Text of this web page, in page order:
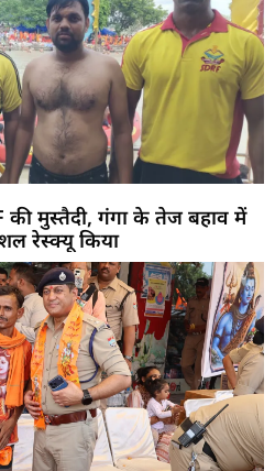
की मुस्तैदी, गंगा के तेज बहाव में
रेस्क्यू किया